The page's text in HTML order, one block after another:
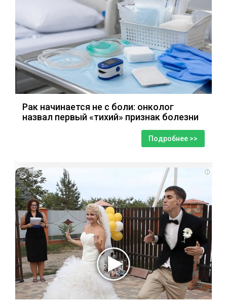
Рак начинается не с боли: онколог
назвал первый «тихий» признак болезни
Подробнее >>
i